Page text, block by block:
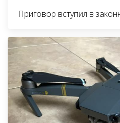
Приговор вступил в